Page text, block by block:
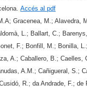
Accés al pdf
Gracenea, M.; Alavedra,
L.; Ballart, C.;
F.; Bonfill, M.; Bonilla,
A.; Caballero, B.; Caelles,
A.M.; Cañigueral, S.;
R.; da Andrade, F.;